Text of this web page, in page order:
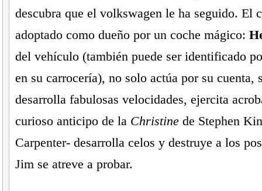
descubra que el volkswagen le ha seguido. El
adoptado como dueño por un coche mágico:
del vehículo (también puede ser identificado
en su carrocería), no solo actúa por su cuenta,
desarrolla fabulosas velocidades, ejercita
curioso anticipo de la Christinede Stephen
Carpenter- desarrolla celos y destruye a los
Jim se atreve a probar.